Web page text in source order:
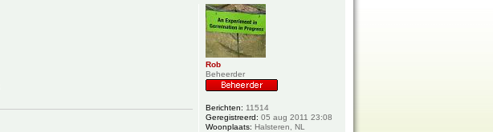
Rob
Beheerder
Berichten: 11514
Geregistreerd: 05 aug 2011 23:08
Woonplaats: Halsteren, NL